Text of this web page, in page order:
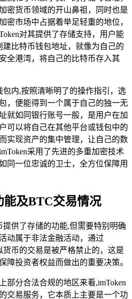
密货币领域的开山鼻祖，同时也是
密市场中占据着举足轻重的地位，
对其提供了存储支持，用户能
建比特币钱包地址，就像为自己的
全港湾，将自己的比特币存入其
包内,按照清晰明了的操作指引，选
，便能得到一个属于自己的独一无
就如同银行账号一般，是用户在加
可以将自己在其他平台或钱包中的
实现资产的集中管理，让自己的数
采用了先进的多重加密技术
同一位忠诚的卫士，全方位保障用
能及BTC交易情况
提供了存储的功能,但需要特别明确
动属于非法金融活动，通过
货币的交易是被严格禁止的，这是
障投资者权益而做出的重要决策。
部分合法合规的地区来看,imToken
交易服务，它本质上主要是一个功